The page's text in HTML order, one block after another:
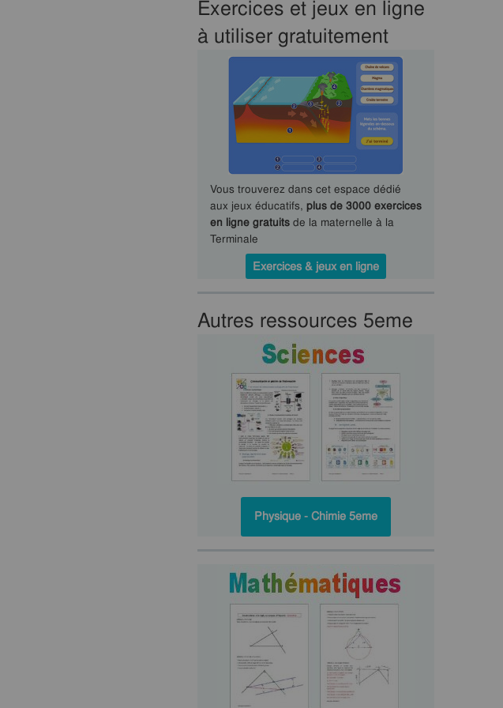
Exercices et jeux en ligne
à utiliser gratuitement
Vous trouverez dans cet espace dédié
aux jeux éducatifs, plus de 3000 exercices
en ligne gratuitsde la maternelle à la
Terminale
Exercices & jeux en ligne
Autres ressources 5eme
Physique - Chimie 5eme